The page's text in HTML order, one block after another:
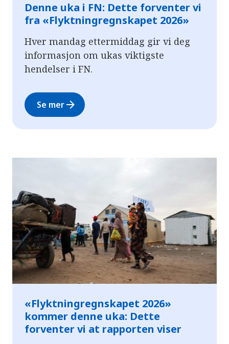
Denne uka i FN: Dette forventer vi
fra «Flyktningregnskapet 2026»
Hver mandag ettermiddag gir vi deg
informasjon om ukas viktigste
hendelser i FN.
Se merarrow_forward
«Flyktningregnskapet 2026»
kommer denne uka: Dette
forventer vi at rapporten viser